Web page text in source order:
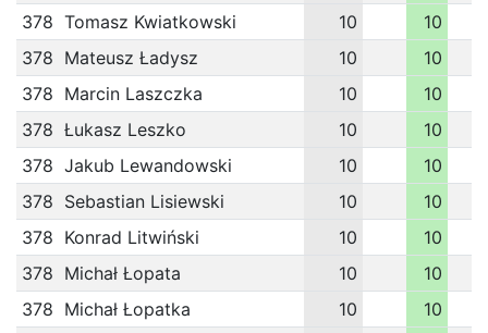
378 Tomasz Kwiatkowski 10
10
378 Mateusz Ładysz 10
10
378 Marcin Laszczka 10
10
378 Łukasz Leszko 10
10
378 Jakub Lewandowski 10
10
378 Sebastian Lisiewski 10
10
378 Konrad Litwiński 10
10
378 Michał Łopata 10
10
378 Michał Łopatka 10
10